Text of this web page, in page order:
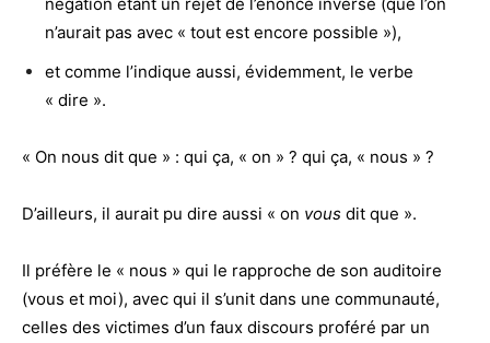
n’aurait pas avec « tout est encore possible »),
et comme l’indique aussi, évidemment, le verbe
« dire ».
« On nous dit que » : qui ça, « on » ? qui ça, « nous » ?
D’ailleurs, il aurait pu dire aussi « on vous dit que ».
Il préfère le « nous » qui le rapproche de son auditoire
(vous et moi), avec qui il s’unit dans une communauté,
celles des victimes d’un faux discours proféré par un